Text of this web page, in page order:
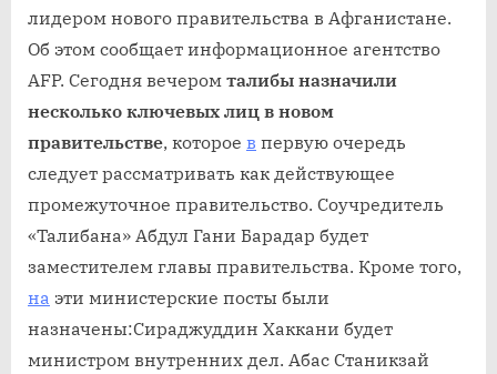
лидером нового правительства в Афганистане.
Об этом сообщает информационное агентство
AFP. Сегодня вечером талибы назначили
несколько ключевых лиц в новом
правительстве, которое в первую очередь
следует рассматривать как действующее
промежуточное правительство. Соучредитель
«Талибана» Абдул Гани Барадар будет
заместителем главы правительства. Кроме того,
на эти министерские посты были
назначены:Сираджуддин Хаккани будет
министром внутренних дел. Абас Станикзай